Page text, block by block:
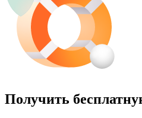
Получить